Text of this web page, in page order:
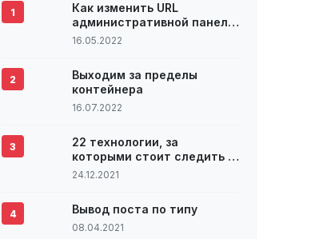
1
Как изменить URL
административной панели
WordPress
16.05.2022
2
Выходим за пределы
контейнера
16.07.2022
3
22 технологии, за
которыми стоит следить в
2022 году
24.12.2021
4 Вывод поста по типу
08.04.2021